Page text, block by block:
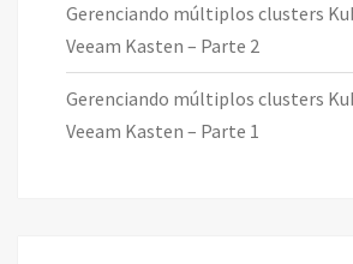
Gerenciando múltiplos clusters
Veeam Kasten – Parte 2
Gerenciando múltiplos clusters
Veeam Kasten – Parte 1